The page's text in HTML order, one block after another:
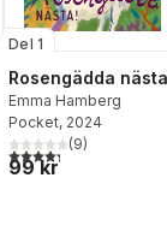
röster:
Del 1
Rosengädda
Emma Hamberg
Pocket, 2024
4,3utav 5 stjärnor.
(9)
99 kr